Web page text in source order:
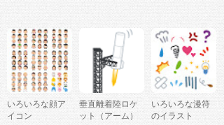
いろいろな顔ア
イコン
垂直離着陸ロケ
ット（アーム）
いろいろな漫符
のイラスト